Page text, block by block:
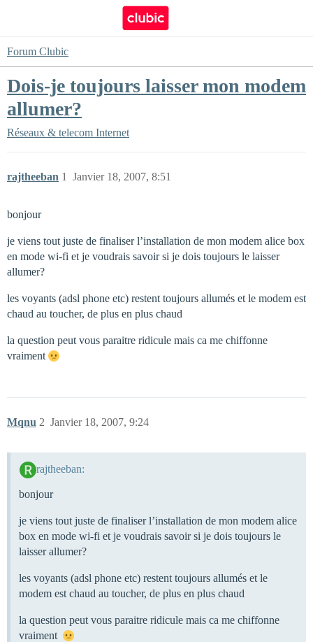
Forum Clubic
Dois-je toujours laisser mon modem
allumer?
Réseaux & telecom Internet
rajtheeban Janvier 18, 2007, 8:51
1
bonjour
je viens tout juste de finaliser l’installation de mon modem alice box
en mode wi-fi et je voudrais savoir si je dois toujours le laisser
allumer?
les voyants (adsl phone etc) restent toujours allumés et le modem est
chaud au toucher, de plus en plus chaud
la question peut vous paraitre ridicule mais ca me chiffonne
vraiment
Mqnu Janvier 18, 2007, 9:24
2
rajtheeban:
bonjour
je viens tout juste de finaliser l’installation de mon modem alice
box en mode wi-fi et je voudrais savoir si je dois toujours le
laisser allumer?
les voyants (adsl phone etc) restent toujours allumés et le
modem est chaud au toucher, de plus en plus chaud
la question peut vous paraitre ridicule mais ca me chiffonne
vraiment